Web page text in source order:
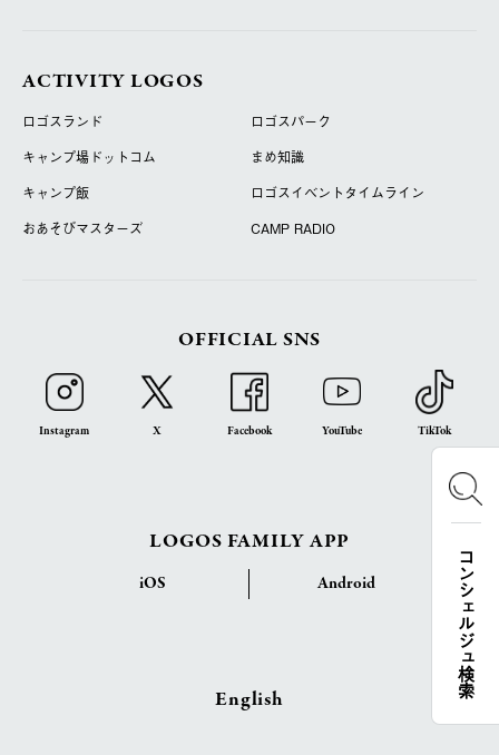
コンシェルジュ検索
ACTIVITY LOGOS
ロゴスランド
ロゴスパーク
キャンプ場ドットコム
まめ知識
キャンプ飯
ロゴスイベントタイムライン
おあそびマスターズ
CAMP RADIO
OFFICIAL SNS
Instagram X Facebook YouTube TikTok
LOGOS FAMILY APP
iOS Android
English